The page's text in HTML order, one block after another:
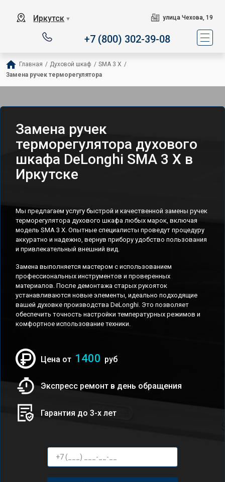
Иркутск ▼ улица Чехова, 19
+7 (800) 302-39-08
Главная / Духовой шкаф / SMA 3 X /
Замена ручек терморегулятора
Замена ручек
терморегулятора духового
шкафа DeLonghi SMA 3 X в
Иркутске
Мы предлагаем услугу быстрой и качественной замены ручек
терморегулятора духового шкафа любых марок, включая
модель SMA 3 X. Опытные специалисты проведут процедуру
аккуратно и надежно, вернув прибору удобство пользования
и привлекательный внешний вид.
Замена выполняется мастером с использованием
профессиональных инструментов и проверенных
материалов. После демонтажа старых рукояток
устанавливаются новые элементы, идеально подходящие
вашей духовке производства DeLonghi. Это позволяет
обеспечить точность настройки температурных режимов и
комфортное использование техники.
Цена от 1400 руб
Экспресс ремонт в день обращения
Гарантия до 3-х лет